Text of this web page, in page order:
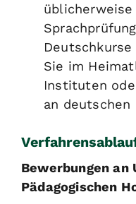
Sie im
Instituten
an deutschen
Bewerbungen an
Pädagogischen